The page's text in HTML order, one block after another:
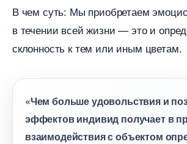
чем суть: Мы приобретаем
течении всей жизни — это и
склонность к тем или иным цветам.
«Чем больше удовольствия и
эффектов индивид получает в
заимодействия с объектом